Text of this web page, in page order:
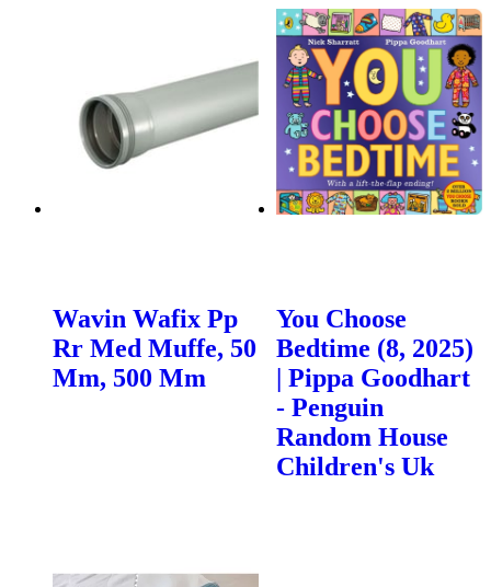
Wavin Wafix Pp
Rr Med Muffe, 50
Mm, 500 Mm
You Choose
Bedtime (8, 2025)
| Pippa Goodhart
- Penguin
Random House
Children's Uk